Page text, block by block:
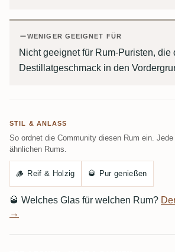
WENIGER GEEIGNET FÜR
Nicht geeignet für Rum-Puristen, die
Destillatgeschmack in den
STIL & ANLASS
So ordnet die Community diesen Rum ein.
ähnlichen Rums.
🪵 Reif & Holzig 🥃 Pur genießen
🥃 Welches Glas für welchen Rum?
→